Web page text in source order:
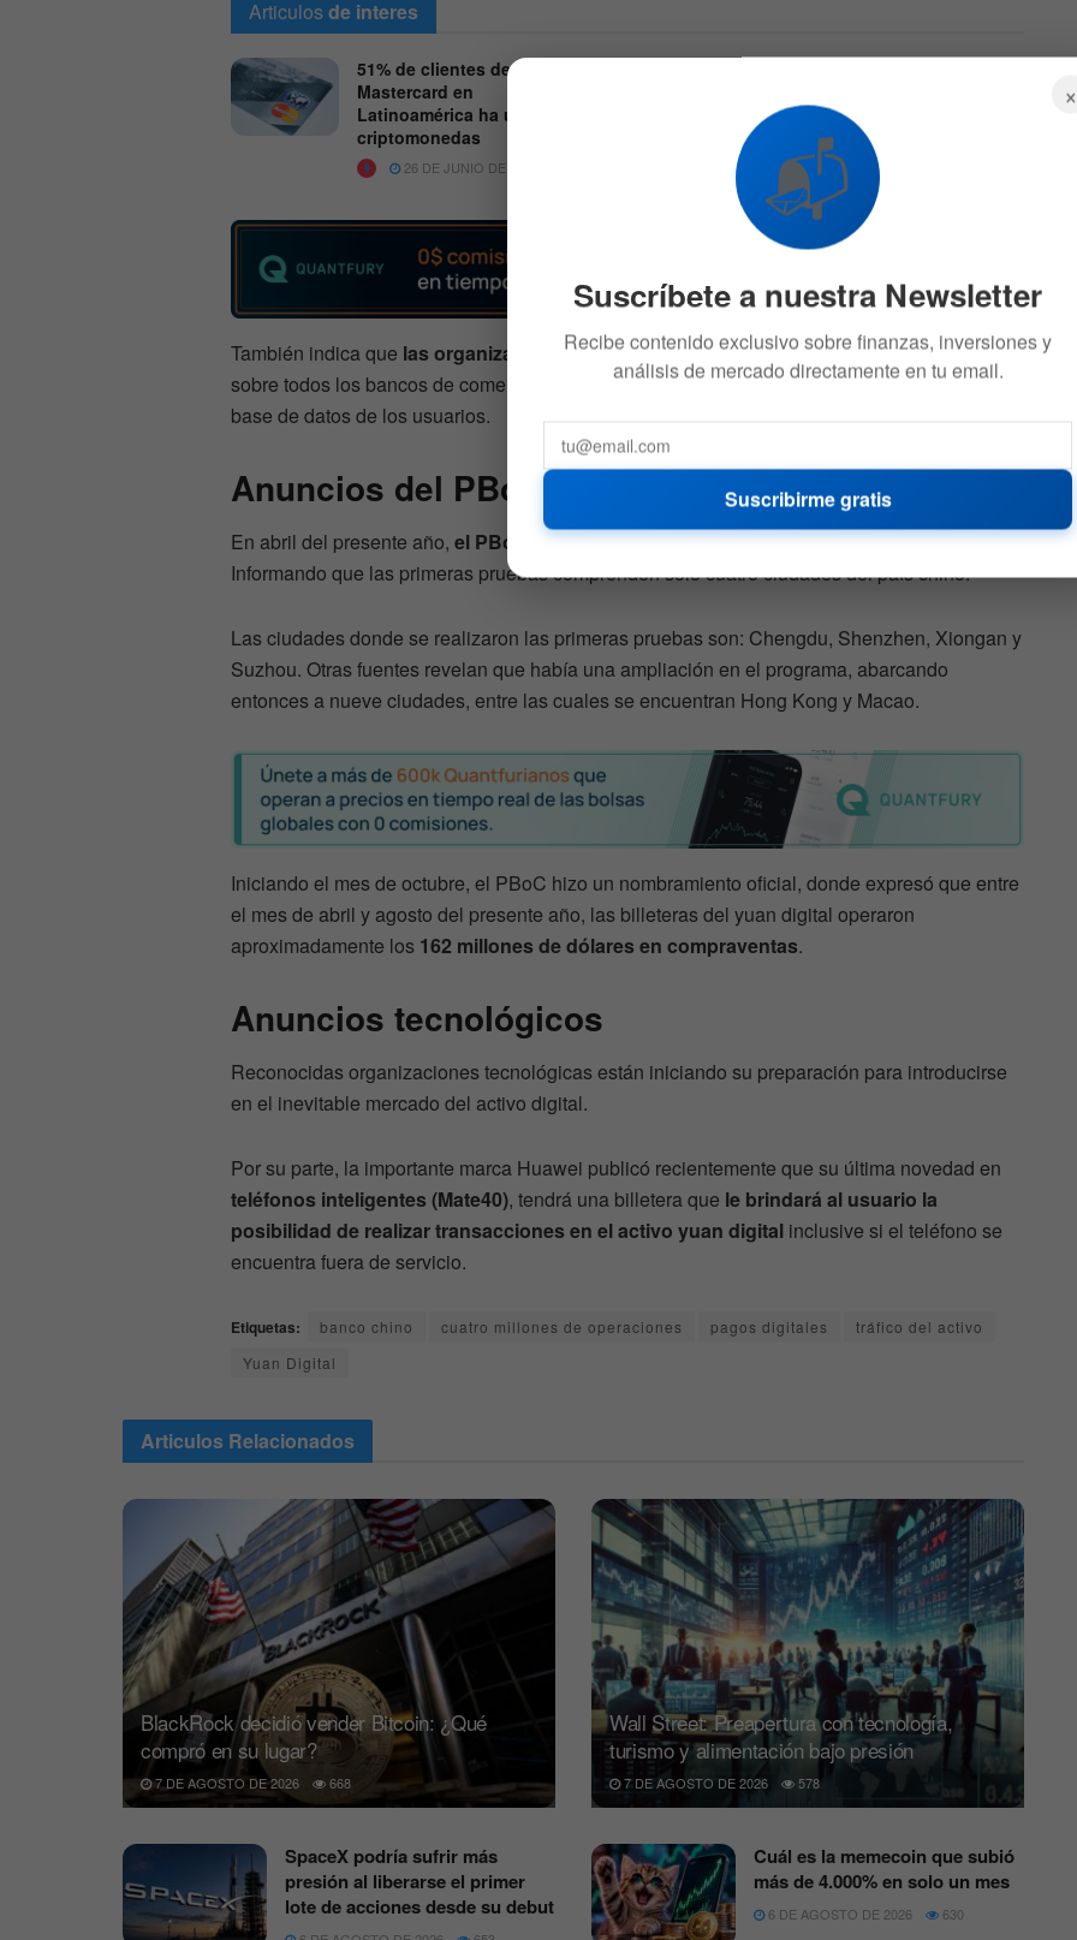
Articulosde interes
51% de clientes de
Mastercard en
Latinoamérica ha usado
criptomonedas
26 DE JUNIO DE 2022
CBDC: el yuan digital
31 DE AGOSTO DE 2021
591
También indica que las organizaciones fintech poseen algunos beneficios cruciales
sobre todos los bancos de comercio, refiriéndose a la práctica de las gestiones de riesgo y
base de datos de los usuarios.
Anuncios del PBoC
En abril del presente año, el PBoC instaló los primeros pilotos de yuan digital.
Informando que las primeras pruebas comprenden solo cuatro ciudades del país chino.
Las ciudades donde se realizaron las primeras pruebas son: Chengdu, Shenzhen, Xiongan y
Suzhou. Otras fuentes revelan que había una ampliación en el programa, abarcando
entonces a nueve ciudades, entre las cuales se encuentran Hong Kong y Macao.
Iniciando el mes de octubre, el PBoC hizo un nombramiento oficial, donde expresó que entre
el mes de abril y agosto del presente año, las billeteras del yuan digital operaron
aproximadamente los 162 millones de dólares en compraventas.
Anuncios tecnológicos
Reconocidas organizaciones tecnológicas están iniciando su preparación para introducirse
en el inevitable mercado del activo digital.
Por su parte, la importante marca Huawei publicó recientemente que su última novedad en
teléfonos inteligentes (Mate40), tendrá una billetera que le brindará al usuario la
posibilidad de realizar transacciones en el activo yuan digital inclusive si el teléfono se
encuentra fuera de servicio.
Etiquetas: banco chino cuatro millones de operaciones pagos digitales
tráfico del activo
Yuan Digital
Articulos Relacionados
BlackRock decidió vender Bitcoin: ¿Qué
compró en su lugar?
7 DE AGOSTO DE 2026 668
Wall Street: Preapertura con tecnología,
turismo y alimentación bajo presión
7 DE AGOSTO DE 2026 578
SpaceX podría sufrir más
presión al liberarse el primer
lote de acciones desde su debut
Cuál es la memecoin que subió
más de 4.000% en solo un mes
6 DE AGOSTO DE 2026 630
×
📬
Suscríbete a nuestra Newsletter
Recibe contenido exclusivo sobre finanzas, inversiones y
análisis de mercado directamente en tu email.
Suscribirme gratis